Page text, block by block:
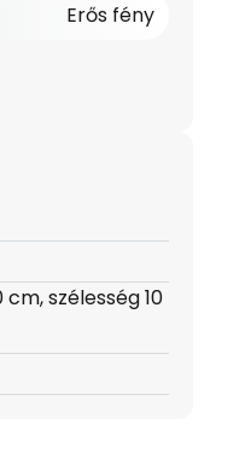
Erős fény
szélesség 10